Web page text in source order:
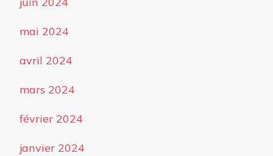
mai 2024
avril 2024
mars 2024
février 2024
janvier 2024